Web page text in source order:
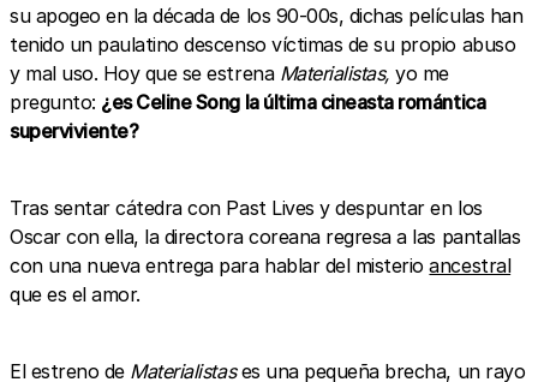
su apogeo en la década de los 90-00s, dichas películas han
tenido un paulatino descenso víctimas de su propio abuso
y mal uso. Hoy que se estrena Materialistas, yo me
pregunto: ¿es Celine Song la última cineasta romántica
superviviente?
Tras sentar cátedra con Past Lives y despuntar en los
Oscar con ella, la directora coreana regresa a las pantallas
con una nueva entrega para hablar del misterioancestral
que es el amor.
El estreno de Materialistases una pequeña brecha, un rayo